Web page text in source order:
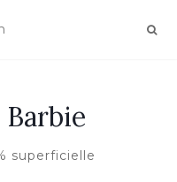
superficielle